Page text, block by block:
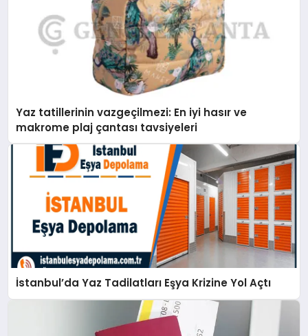
Yaz tatillerinin vazgeçilmezi: En iyi hasır ve
makrome plaj çantası tavsiyeleri
İstanbul’da Yaz Tadilatları Eşya Krizine Yol Açtı